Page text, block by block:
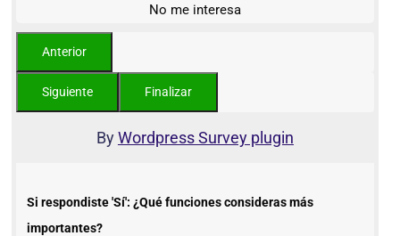
No me interesa
ByWordpress Survey plugin
Si respondiste 'Sí': ¿Qué funciones consideras más
importantes?